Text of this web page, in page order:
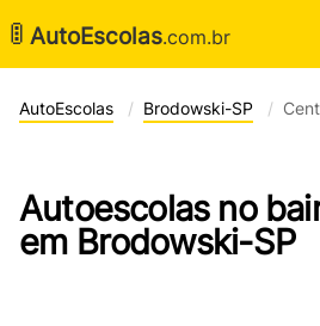
🚦 AutoEscolas.com.br
AutoEscolas Brodowski-SP
Autoescolas no
em Brodowski-SP